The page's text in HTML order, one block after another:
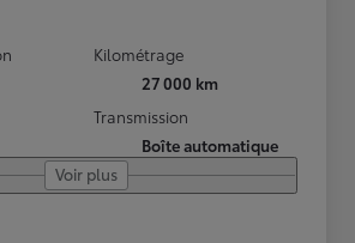
Kilométrage
27 000 km
Transmission
Boîte automatique
Voir plus